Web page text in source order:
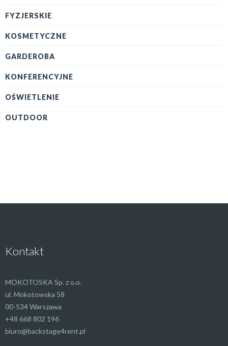
FYZJERSKIE
KOSMETYCZNE
GARDEROBA
KONFERENCYJNE
OŚWIETLENIE
OUTDOOR
Kontakt
MOKOTOSKA Sp. z o.o.
ul. Mokotowska 58
00-534 Warszawa
+48 668 802 196
biuro@backstage4rent.pl